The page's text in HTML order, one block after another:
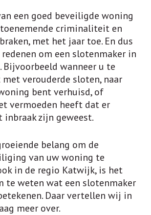
ACTUEEL
VACATURES
VACATURE:
VACATURE: TIMMERMAN
CONTACT
een goed beveiligde woning
criminaliteit en
met het jaar toe. En dus
om een slotenmaker in
Bijvoorbeeld wanneer u te
verouderde sloten, naar
bent verhuisd, of
vermoeden heeft dat er
zijn geweest.
belang om de
van uw woning te
in de regio Katwijk, is het
te weten wat een slotenmaker
Daar vertellen wij in
meer over.